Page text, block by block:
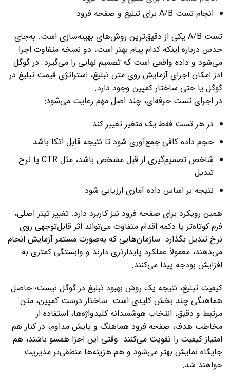
انجام تست A/B برای تبلیغ و صفحه فرود
تست A/B یکی از دقیق‌ترین روش‌های بهینه‌سازی است. به‌جای
حدس درباره اینکه کدام پیام بهتر است، دو نسخه متفاوت اجرا
می‌شود و داده واقعی است که تصمیم نهایی را می‌گیرد. در گوگل
ادز امکان اجرای آزمایش روی متن تبلیغ، استراتژی قیمت تبلیغ در
گوگل یا حتی ساختار کمپین وجود دارد.
در اجرای تست حرفه‌ای، چند اصل مهم رعایت می‌شود:
در هر تست فقط یک متغیر تغییر کند
حجم داده کافی جمع‌آوری شود تا نتیجه قابل اتکا باشد
شاخص تصمیم‌گیری از قبل مشخص باشد، مثل CTR یا نرخ
تبدیل
نتیجه بر اساس داده آماری ارزیابی شود
همین رویکرد برای صفحه فرود نیز کاربرد دارد. تغییر تیتر اصلی،
فرم کوتاه‌تر یا دکمه اقدام متفاوت می‌تواند اثر قابل‌توجهی روی
نرخ تبدیل بگذارد. سازمان‌هایی که به‌صورت مستمر آزمایش انجام
می‌دهند، معمولاً عملکرد پایدارتری دارند و وابستگی کمتری به
افزایش بودجه پیدا می‌کنند.
کیفیت تبلیغ، نتیجه یک روش بهبود تبلیغ در گوگل نیست؛ حاصل
هماهنگی چند بخش کلیدی است. ساختار درست کمپین، متن
مرتبط و دقیق، انتخاب هوشمندانه کلیدواژه‌ها، استفاده از
مخاطب هدف، صفحه فرود هماهنگ و پایش مداوم، در کنار هم
امتیاز کیفیت را تقویت می‌کنند. وقتی این اجزا همسو باشند، هم
جایگاه نمایش بهتر می‌شود و هم هزینه‌ها منطقی‌تر مدیریت
خواهند شد.